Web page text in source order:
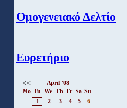
Ομογενειακό Δελτίο
Ευρετήριο
<<
April ’08
Mo Tu We Th Fr Sa Su
1
2 3 4 5
6